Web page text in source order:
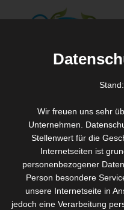
SANTOS WELLNESS & KOSMETIK
Haarentfernung
Haarentfernung mit
Männer, die Wert auf ein
Wir freuen uns sehr
Unternehmen.
Stellenwert für die
Internetseiten ist
personenbezogener
Person besondere
unsere Internetseite in
jedoch eine Verarbeitung